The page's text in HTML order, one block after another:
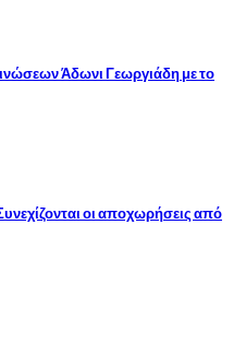
Άδωνι Γεωργιάδη με το
οι αποχωρήσεις από